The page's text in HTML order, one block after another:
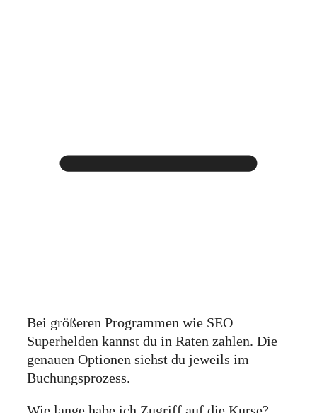
Bei größeren Programmen wie SEO
Superhelden kannst du in Raten zahlen. Die
genauen Optionen siehst du jeweils im
Buchungsprozess.